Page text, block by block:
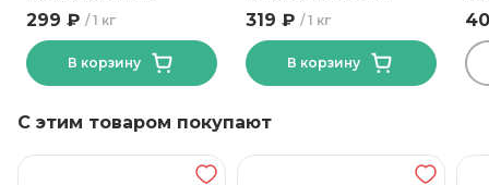
1 кг
299 ₽
В корзину
1 кг
319 ₽
В корзину
С этим товаром покупают